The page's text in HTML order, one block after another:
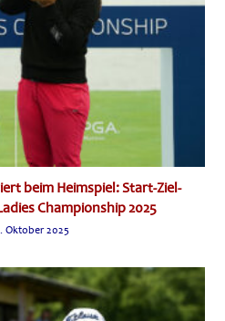
beim Heimspiel: Start-Ziel-
Championship 2025
Oktober 2025